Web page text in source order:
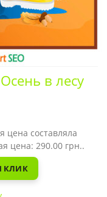
в лесу
цена составляла
цена: 290.00 грн..
КЛИК